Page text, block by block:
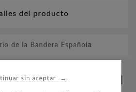
sin aceptar →
del producto
de la Bandera Española
QUE ADQUIRIERON